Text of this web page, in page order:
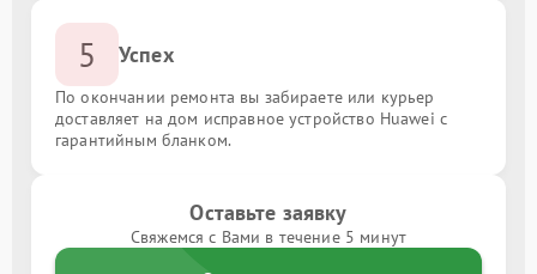
5 Успех
По окончании ремонта вы забираете или курьер
доставляет на дом исправное устройство Huawei с
гарантийным бланком.
Оставьте заявку
Свяжемся с Вами в течение 5 минут